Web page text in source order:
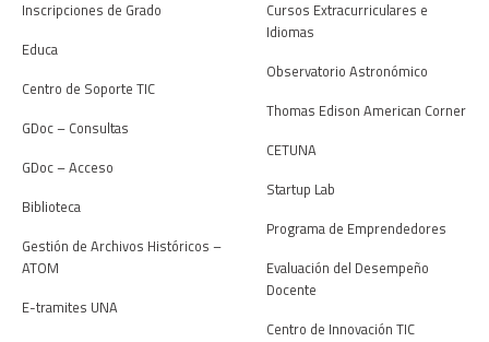
Inscripciones de Grado
Educa
Centro de Soporte TIC
GDoc – Consultas
GDoc – Acceso
Biblioteca
Gestión de Archivos Históricos –
ATOM
E-tramites UNA
Cursos Extracurriculares e
Idiomas
Observatorio Astronómico
Thomas Edison American Corner
CETUNA
Startup Lab
Programa de Emprendedores
Evaluación del Desempeño
Docente
Centro de Innovación TIC